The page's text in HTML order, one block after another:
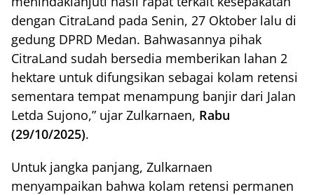
dengan CitraLand pada Senin, 27 Oktober lalu di
gedung DPRD Medan. Bahwasannya pihak
CitraLand sudah bersedia memberikan lahan 2
hektare untuk difungsikan sebagai kolam retensi
sementara tempat menampung banjir dari Jalan
Letda Sujono,” ujar Zulkarnaen, Rabu
(29/10/2025).
Untuk jangka panjang, Zulkarnaen
menyampaikan bahwa kolam retensi permanen